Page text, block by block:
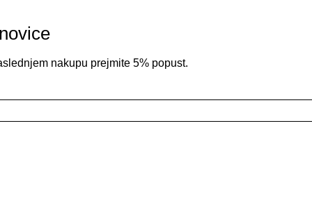
nakupu prejmite 5% popust.